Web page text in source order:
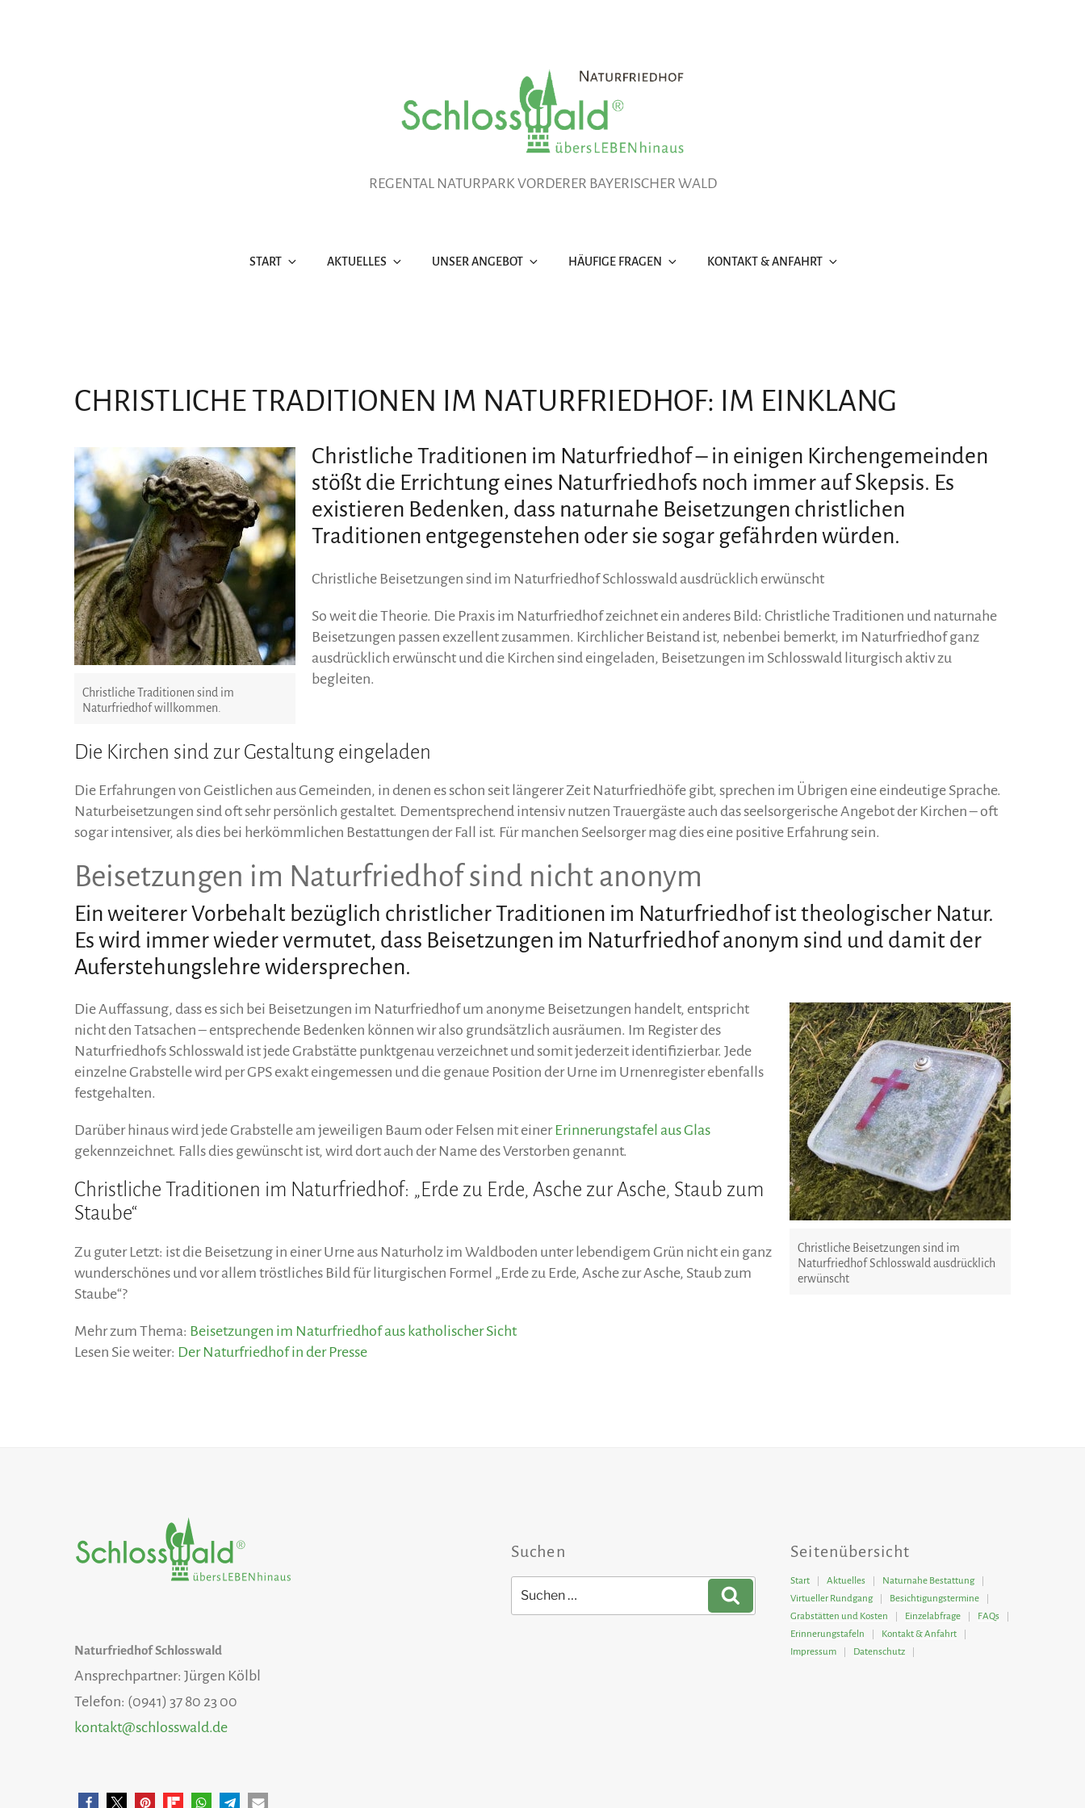
REGENTAL NATURPARK VORDERER BAYERISCHER WALD
START AKTUELLES UNSER ANGEBOT HÄUFIGE FRAGEN KONTAKT & ANFAHRT
CHRISTLICHE TRADITIONEN IM NATURFRIEDHOF: IM EINKLANG
Christliche Traditionen sind im
Naturfriedhof willkommen.
Christliche Traditionen im Naturfriedhof – in einigen Kirchengemeinden
stößt die Errichtung eines Naturfriedhofs noch immer auf Skepsis. Es
existieren Bedenken, dass naturnahe Beisetzungen christlichen
Traditionen entgegenstehen oder sie sogar gefährden würden.
Christliche Beisetzungen sind im Naturfriedhof Schlosswald ausdrücklich erwünscht
So weit die Theorie. Die Praxis im Naturfriedhof zeichnet ein anderes Bild: Christliche Traditionen und naturnahe
Beisetzungen passen exzellent zusammen. Kirchlicher Beistand ist, nebenbei bemerkt, im Naturfriedhof ganz
ausdrücklich erwünscht und die Kirchen sind eingeladen, Beisetzungen im Schlosswald liturgisch aktiv zu
begleiten.
Die Kirchen sind zur Gestaltung eingeladen
Die Erfahrungen von Geistlichen aus Gemeinden, in denen es schon seit längerer Zeit Naturfriedhöfe gibt, sprechen im Übrigen eine eindeutige Sprache.
Naturbeisetzungen sind oft sehr persönlich gestaltet. Dementsprechend intensiv nutzen Trauergäste auch das seelsorgerische Angebot der Kirchen – oft
sogar intensiver, als dies bei herkömmlichen Bestattungen der Fall ist. Für manchen Seelsorger mag dies eine positive Erfahrung sein.
Beisetzungen im Naturfriedhof sind nicht anonym
Ein weiterer Vorbehalt bezüglich christlicher Traditionen im Naturfriedhof ist theologischer Natur.
Es wird immer wieder vermutet, dass Beisetzungen im Naturfriedhof anonym sind und damit der
Auferstehungslehre widersprechen.
Christliche Beisetzungen sind im
Naturfriedhof Schlosswald ausdrücklich
erwünscht
Die Auffassung, dass es sich bei Beisetzungen im Naturfriedhof um anonyme Beisetzungen handelt, entspricht
nicht den Tatsachen – entsprechende Bedenken können wir also grundsätzlich ausräumen. Im Register des
Naturfriedhofs Schlosswald ist jede Grabstätte punktgenau verzeichnet und somit jederzeit identifizierbar. Jede
einzelne Grabstelle wird per GPS exakt eingemessen und die genaue Position der Urne im Urnenregister ebenfalls
festgehalten.
Darüber hinaus wird jede Grabstelle am jeweiligen Baum oder Felsen mit einerErinnerungstafel aus Glas
gekennzeichnet. Falls dies gewünscht ist, wird dort auch der Name des Verstorben genannt.
Christliche Traditionen im Naturfriedhof: „Erde zu Erde, Asche zur Asche, Staub zum
Staube“
Zu guter Letzt: ist die Beisetzung in einer Urne aus Naturholz im Waldboden unter lebendigem Grün nicht ein ganz
wunderschönes und vor allem tröstliches Bild für liturgischen Formel „Erde zu Erde, Asche zur Asche, Staub zum
Staube“?
Mehr zum Thema: Beisetzungen im Naturfriedhof aus katholischer Sicht
Lesen Sie weiter: Der Naturfriedhof in der Presse
Naturfriedhof Schlosswald
Ansprechpartner: Jürgen Kölbl
Telefon: (0941) 37 80 23 00
kontakt@schlosswald.de
Seitenübersicht
Start Aktuelles
Naturnahe Bestattung
Virtueller Rundgang
Besichtigungstermine
Grabstätten und Kosten
Einzelabfrage
FAQs
Erinnerungstafeln
Kontakt & Anfahrt
Impressum
Datenschutz
Suchen